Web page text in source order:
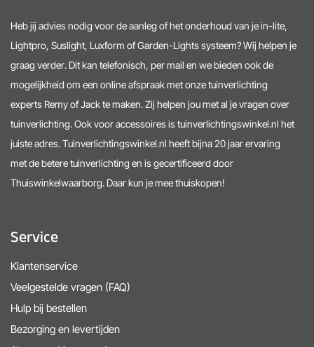
Heb jij advies nodig voor de aanleg of het onderhoud van je in-lite,
Lightpro, Suslight, Luxform of Garden-Lights systeem? Wij helpen je
graag verder. Dit kan telefonisch, per mail en we bieden ook de
mogelijkheid om een online afspraak met onze tuinverlichting
experts Remy of Jack te maken. Zij helpen jou met al je vragen over
tuinverlichting. Ook voor accessoires is tuinverlichtingswinkel.nl het
juiste adres. Tuinverlichtingswinkel.nl heeft bijna 20 jaar ervaring
met de betere tuinverlichting en is gecertificeerd door
Thuiswinkelwaarborg. Daar kun je mee thuiskopen!
Service
Klantenservice
Veelgestelde vragen (FAQ)
Hulp bij bestellen
Bezorging en levertijden